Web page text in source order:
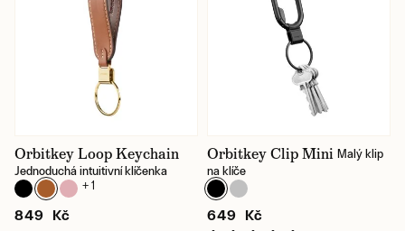
Orbitkey Loop Keychain
Jednoduchá intuitivní klíčenka
+ 1
849 Kč
Orbitkey Clip Mini Malý klip
na klíče
649 Kč